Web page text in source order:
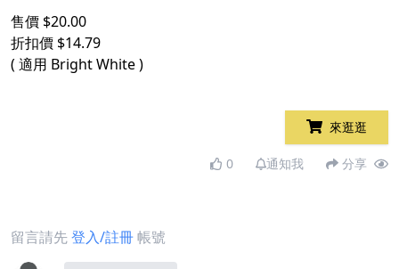
售價 $20.00
折扣價 $14.79
( 適用 Bright White )
來逛逛
0 通知我 分享
留言請先登入/註冊帳號